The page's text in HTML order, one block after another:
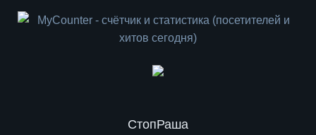
СтопРаша